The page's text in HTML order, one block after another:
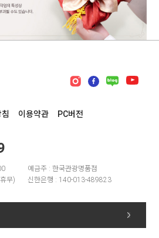
이용약관 PC버전
무)
예금주 : 한국관광명품점
신한은행 : 140-013-489823